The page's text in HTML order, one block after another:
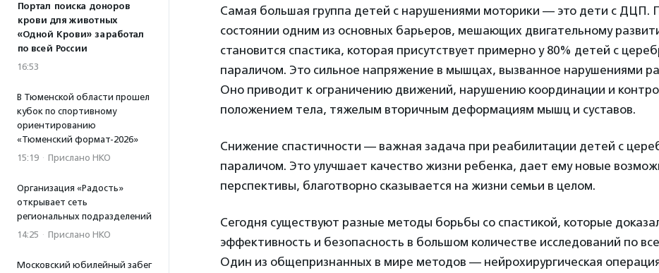
Портал поиска доноров
крови для животных
«Одной Крови» заработал
по всей России
16:53
В Тюменской области прошел
кубок по спортивному
ориентированию
«Тюменский формат-2026»
15:19 · Прислано НКО
Организация «Радость»
открывает сеть
региональных подразделений
14:25 · Прислано НКО
Московский юбилейный забег
Самая большая группа детей с нарушениями моторики — это дети с ДЦП.
состоянии одним из основных барьеров, мешающих двигательному
становится спастика, которая присутствует примерно у 80% детей с
параличом. Это сильное напряжение в мышцах, вызванное нарушениями
Оно приводит к ограничению движений, нарушению координации и
положением тела, тяжелым вторичным деформациям мышц и суставов.
Снижение спастичности — важная задача при реабилитации детей с
параличом. Это улучшает качество жизни ребенка, дает ему новые
перспективы, благотворно сказывается на жизни семьи в целом.
Сегодня существуют разные методы борьбы со спастикой, которые
эффективность и безопасность в большом количестве исследований по
Один из общепризнанных в мире методов — нейрохирургическая